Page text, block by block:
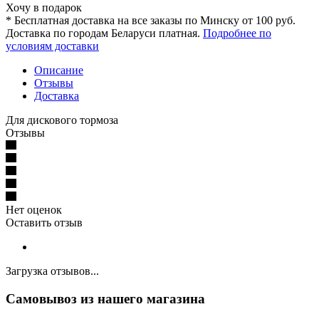
Хочу в подарок
* Бесплатная доставка на все заказы по Минску от 100 руб.
Доставка по городам Беларуси платная. Подробнее по
условиям доставки
Описание
Отзывы
Доставка
Для дискового тормоза
Отзывы
Нет оценок
Оставить отзыв
Загрузка отзывов...
Самовывоз из нашего магазина